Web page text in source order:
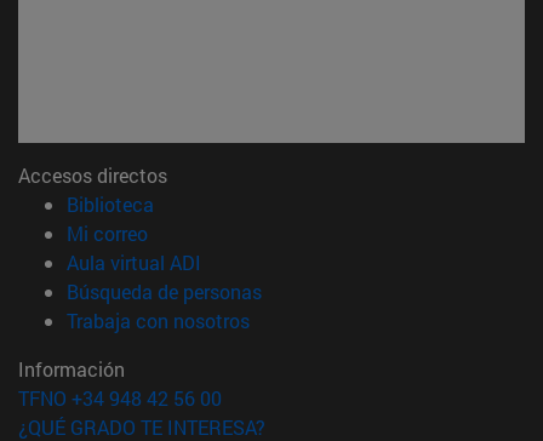
Accesos directos
Biblioteca
Mi correo(abre en nueva ventana)
Aula virtual ADI
Búsqueda de personas(abre en nueva ventana)
Trabaja con nosotros(abre en nueva ventana)
Información
TFNO +34 948 42 56 00
¿QUÉ GRADO TE INTERESA?